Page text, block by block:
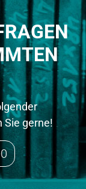
Sie gerne!